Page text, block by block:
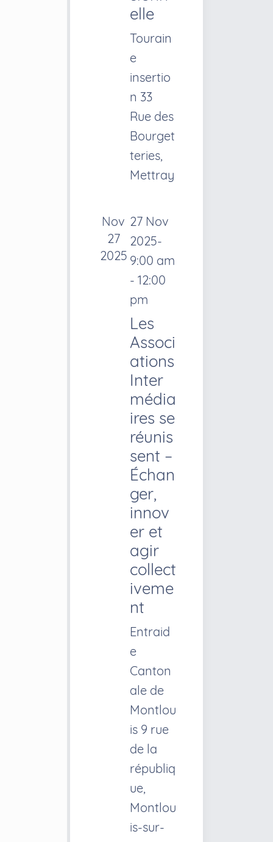
elle
Tourain
e
insertio
n 33
Rue des
Bourget
teries,
Mettray
Nov
27
2025
27 Nov
2025-
9:00 am
- 12:00
pm
Les
Associ
ations
Inter
média
ires se
réunis
sent –
Échan
ger,
innov
er et
agir
collect
iveme
nt
Entraid
e
Canton
ale de
Montlou
is 9 rue
de la
républiq
ue,
Montlou
is-sur-